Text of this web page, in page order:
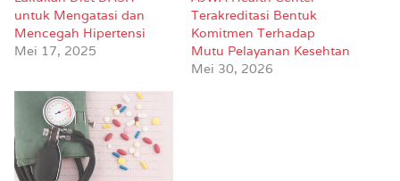
untuk Mengatasi dan
Mencegah Hipertensi
Mei 17, 2025
Terakreditasi Bentuk
Komitmen Terhadap
Mutu Pelayanan Kesehtan
Mei 30, 2026